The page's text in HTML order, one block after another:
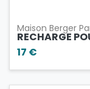
Maison Berger
RECHARGE
17 €